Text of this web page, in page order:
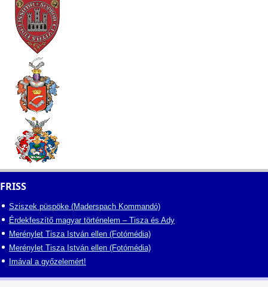
FRISS
Sziszek püspöke (Maderspach Kommandó)
Érdekfeszítő magyar történelem – Tisza és Ady
Merénylet Tisza István ellen (Fotómédia)
Merénylet Tisza István ellen (Fotómédia)
Imával a győzelemért!